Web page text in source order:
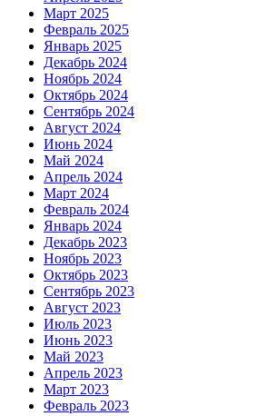
Март 2025
Февраль 2025
Январь 2025
Декабрь 2024
Ноябрь 2024
Октябрь 2024
Сентябрь 2024
Август 2024
Июнь 2024
Май 2024
Апрель 2024
Март 2024
Февраль 2024
Январь 2024
Декабрь 2023
Ноябрь 2023
Октябрь 2023
Сентябрь 2023
Август 2023
Июль 2023
Июнь 2023
Май 2023
Апрель 2023
Март 2023
Февраль 2023